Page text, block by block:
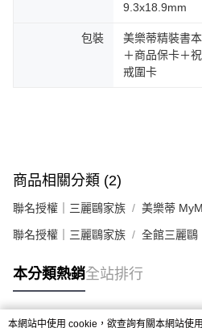
9.3x18.9mm
包裝
美樂蒂精裝書
＋商品保卡＋
戒圍卡
商品相關分類 (2)
聯名授權｜三麗鷗家族 美樂蒂
聯名授權｜三麗鷗家族 全館三麗鷗
本分類熱銷全站排行
本網站中使用 cookie，欲查詢有關本網站使